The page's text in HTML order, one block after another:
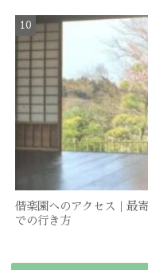
偕楽園へのアクセス｜最
での行き方